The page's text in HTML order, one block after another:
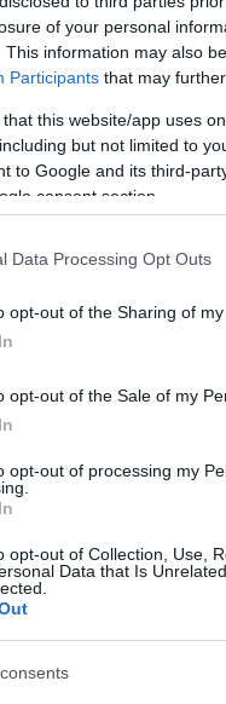
of your personal
This information may also
Participants that may
that this website/app uses
but not limited to
to Google and its third-
consent section.
Data Processing Opt Outs
opt-out of the Sharing of my
opt-out of the Sale of my
opt-out of processing my
opt-out of Collection, Use,
Data that Is
οικονομίας.
ευρωπαϊκό
ετών,
έχει
μέχρι τη
Γαλλία,
να γίνει το
εθνικές
δύο οντοτήτων,
ενεργά
Μια ενιαία
σημαντικά
αγοράς.